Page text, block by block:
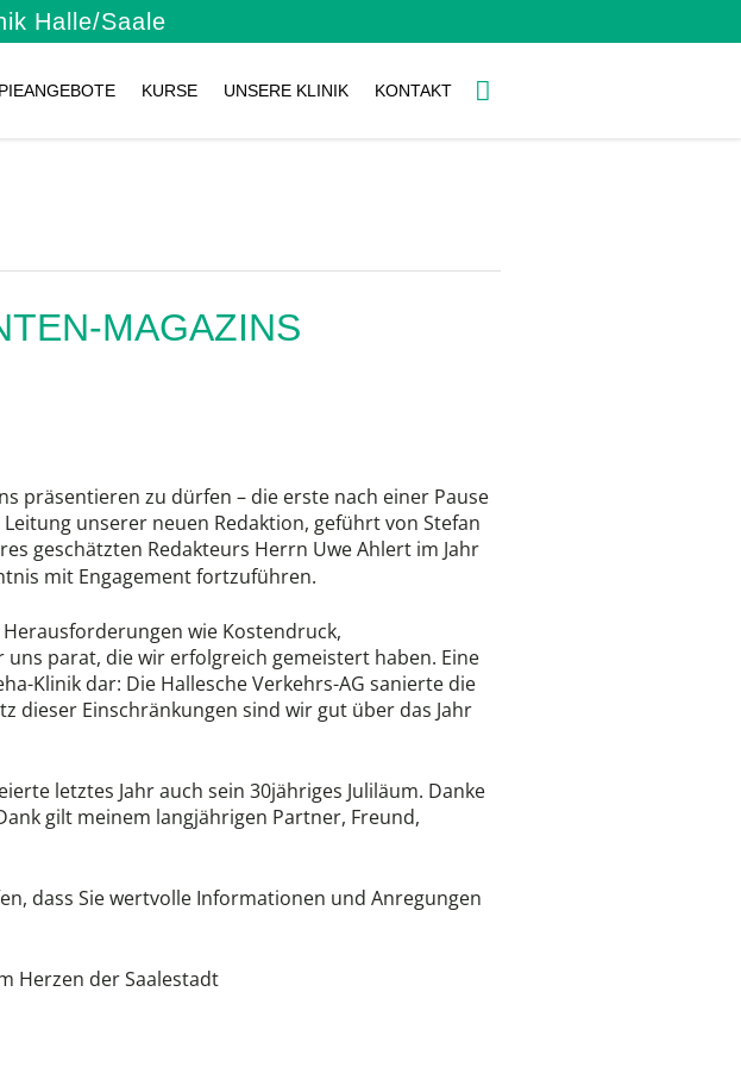
Halle/Saale
KURSE UNSERE KLINIK KONTAKT
MAGAZINS
präsentieren zu dürfen – die erste nach einer Pause
unserer neuen Redaktion, geführt von Stefan
geschätzten Redakteurs Herrn Uwe Ahlert im Jahr
mit Engagement fortzuführen.
wie Kostendruck,
parat, die wir erfolgreich gemeistert haben. Eine
Klinik dar: Die Hallesche Verkehrs-AG sanierte die
dieser Einschränkungen sind wir gut über das Jahr
letztes Jahr auch sein 30jähriges Juliläum. Danke
gilt meinem langjährigen Partner, Freund,
dass Sie wertvolle Informationen und Anregungen
Herzen der Saalestadt